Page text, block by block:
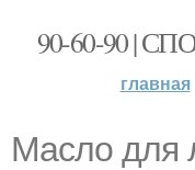
90-60-90 |
главная
Масло для